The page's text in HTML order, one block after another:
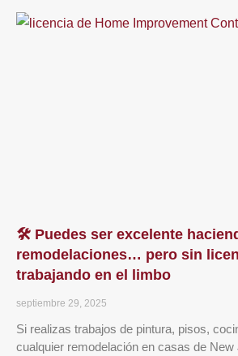
🛠️ Puedes ser excelente
remodelaciones… pero sin
trabajando en el limbo
septiembre 29, 2025
Si realizas trabajos de pintura, pisos,
cualquier remodelación en casas de